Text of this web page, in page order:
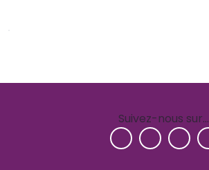
Suivez-nous sur…